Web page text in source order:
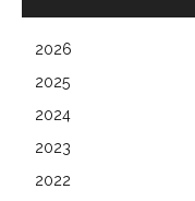
2026
2025
2024
2023
2022